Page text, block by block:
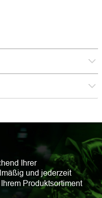
Ihrer
und jederzeit
Produktsortiment